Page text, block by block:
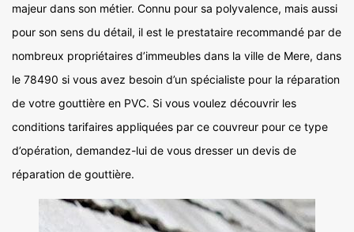
majeur dans son métier. Connu pour sa polyvalence, mais aussi
pour son sens du détail, il est le prestataire recommandé par de
nombreux propriétaires d’immeubles dans la ville de Mere, dans
le 78490 si vous avez besoin d’un spécialiste pour la réparation
de votre gouttière en PVC. Si vous voulez découvrir les
conditions tarifaires appliquées par ce couvreur pour ce type
d’opération, demandez-lui de vous dresser un devis de
réparation de gouttière.